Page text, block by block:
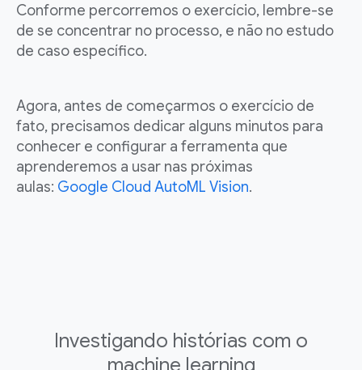
Conforme percorremos o exercício, lembre-se
de se concentrar no processo, e não no estudo
de caso específico.
Agora, antes de começarmos o exercício de
fato, precisamos dedicar alguns minutos para
conhecer e configurar a ferramenta que
aprenderemos a usar nas próximas
aulas: Google Cloud AutoML Vision.
Investigando histórias com o
machine learning